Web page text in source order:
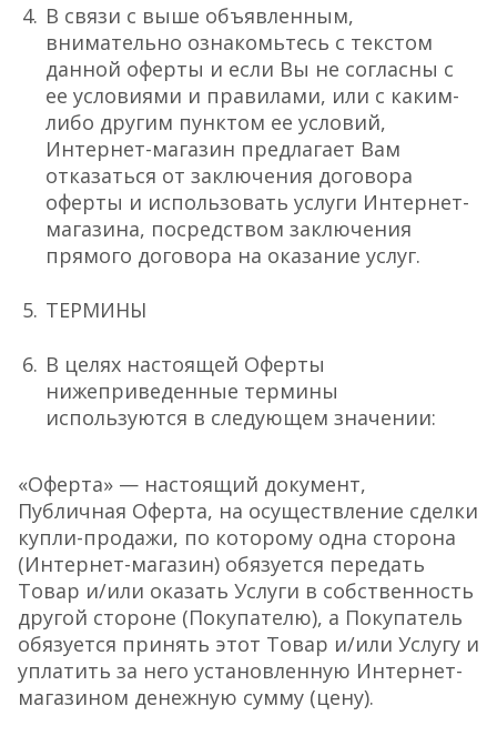
В связи с выше объявленным,
внимательно ознакомьтесь с текстом
данной оферты и если Вы не согласны с
ее условиями и правилами, или с каким-
либо другим пунктом ее условий,
Интернет-магазин предлагает Вам
отказаться от заключения договора
оферты и использовать услуги Интернет-
магазина, посредством заключения
прямого договора на оказание услуг.
ТЕРМИНЫ
В целях настоящей Оферты
нижеприведенные термины
используются в следующем значении:
«Оферта» — настоящий документ,
Публичная Оферта, на осуществление сделки
купли-продажи, по которому одна сторона
(Интернет-магазин) обязуется передать
Товар и/или оказать Услуги в собственность
другой стороне (Покупателю), а Покупатель
обязуется принять этот Товар и/или Услугу и
уплатить за него установленную Интернет-
магазином денежную сумму (цену).